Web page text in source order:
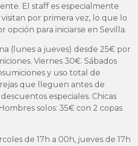
El staff es especialmente
por primera vez, lo que lo
opción para iniciarse en Sevilla.
(lunes a jueves) desde 25€ por
Viernes 30€. Sábados
y uso total de
que lleguen antes de
especiales. Chicas
solos: 35€ con 2 copas
de 17h a 00h, jueves de 17h